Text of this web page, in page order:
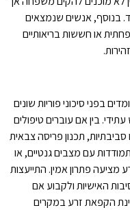
בנוסף, אנשים שנמצאים
או חששות בריאותיים
בפני סיכוני פוריות שונים
בין אם עוברים טיפולים
תכנון פריסה צבאית
עם מצבים גנטיים, או
מציעה פתרון אמין. התייעצות
האישיות ולקבוע אם
הקפאת זרע במקרים